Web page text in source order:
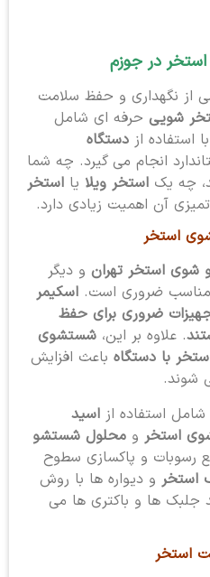
در جوزم
نگهداری و حفظ سلامت
شوییحرفه ای شامل
از دستگاه
انجام می گیرد. چه شما
چه یک استخر ویلایا استخر
آن اهمیت زیادی دارد.
استخر
استخر تهرانو دیگر
مناسب ضروری است. اسکیمر
ضروری برای حفظ
. علاوه بر این، شستشوی
با دستگاهباعث افزایش
شوند.
استفاده از اسید
استخرو محلول شستشو
رسوبات و پاکسازی سطوح
و دیواره ها با روش
جلبک ها و باکتری ها می
استخر